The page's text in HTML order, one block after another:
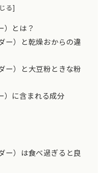
）とは？
ー）と乾燥おからの違
ー）と大豆粉ときな粉
）に含まれる成分
ー）は食べ過ぎると良